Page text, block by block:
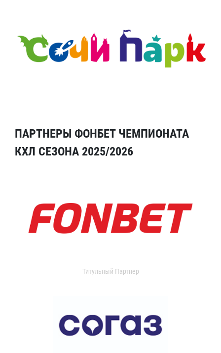
ПАРТНЕРЫ ФОНБЕТ ЧЕМПИОНАТА
КХЛ СЕЗОНА 2025/2026
Титульный Партнер